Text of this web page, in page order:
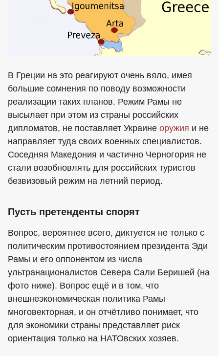
В Греции на это реагируют очень вяло, имея
большие сомнения по поводу возможности
реализации таких планов. Режим Рамы не
высылает при этом из страны российских
дипломатов, не поставляет Украине оружия и не
направляет туда своих военных специалистов.
Соседняя Македония и частично Черногория не
стали возобновлять для российских туристов
безвизовый режим на летний период.
Пусть претенденты спорят
Вопрос, вероятнее всего, диктуется не только с
политическим противостоянием президента Эди
Рамы и его оппонентом из числа
ультранационалистов Севера Сали Беришей (на
фото ниже). Вопрос ещё и в том, что
внешнеэкономическая политика Рамы
многовекторная, и он отчётливо понимает, что
для экономики страны представляет риск
ориентация только на НАТОвских хозяев.